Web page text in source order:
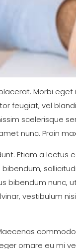
Morbi
feugiat, vel
scelerisque
nunc. Proin
Etiam a
bibendum nunc,
vestibulum
ornare eu mi